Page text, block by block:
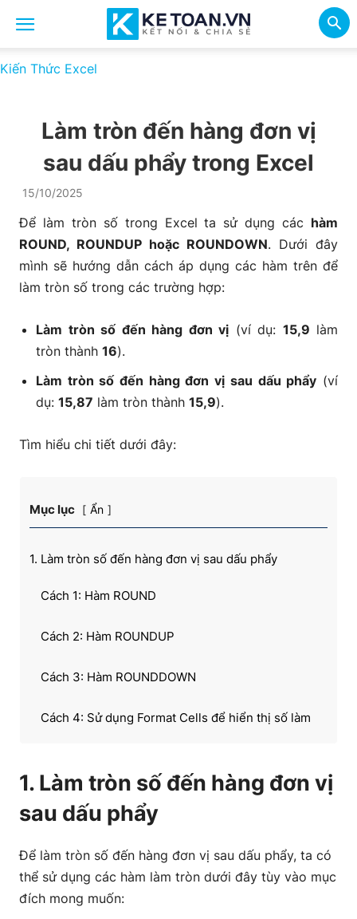
Kiến Thức Excel
Làm tròn đến hàng đơn vị
sau dấu phẩy trong Excel
15/10/2025
Để làm tròn số trong Excel ta sử dụng các hàm
ROUND, ROUNDUP hoặc ROUNDOWN. Dưới đây
mình sẽ hướng dẫn cách áp dụng các hàm trên để
làm tròn số trong các trường hợp:
Làm tròn số đến hàng đơn vị (ví dụ: 15,9 làm
tròn thành 16).
Làm tròn số đến hàng đơn vị sau dấu phẩy (ví
dụ: 15,87 làm tròn thành 15,9).
Tìm hiểu chi tiết dưới đây:
Mục lục Ẩn
1. Làm tròn số đến hàng đơn vị sau dấu phẩy
Cách 1: Hàm ROUND
Cách 2: Hàm ROUNDUP
Cách 3: Hàm ROUNDDOWN
Cách 4: Sử dụng Format Cells để hiển thị số làm
2. Làm tròn đến hàng đơn vị
1. Làm tròn số đến hàng đơn vị
sau dấu phẩy
Để làm tròn số đến hàng đơn vị sau dấu phẩy, ta có
thể sử dụng các hàm làm tròn dưới đây tùy vào mục
đích mong muốn: